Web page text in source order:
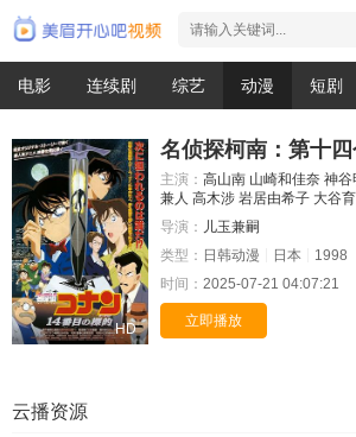
电影 连续剧 综艺 动漫 短剧
HD
名侦探柯南：第十
主演： 高山南 山崎和佳奈 神谷
兼人 高木涉 岩居由希子 大谷
导演： 儿玉兼嗣
类型： 日韩动漫 日本
1998
时间： 2025-07-21 04:07:21
立即播放
云播资源